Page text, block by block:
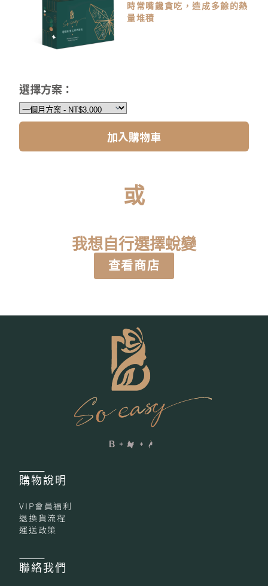
時常嘴饞貪吃，造成多餘的熱
量堆積
選擇方案：
加入購物車
或
我想自行選擇蛻變
查看商店
購物說明
VIP會員福利
退換貨流程
運送政策
聯絡我們